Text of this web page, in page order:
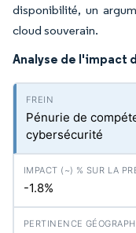
disponibilité, un
cloud souverain.
Analyse de l'impact
Pénurie de
cybersécurité
-1.8%